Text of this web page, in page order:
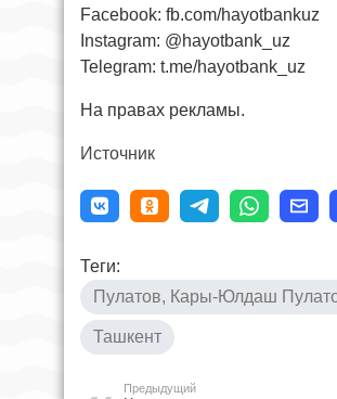
Facebook: fb.com/hayotbankuz
Instagram: @hayotbank_uz
Telegram: t.me/hayotbank_uz
На правах рекламы.
Источник
Теги:
Пулатов, Кары-Юлдаш
Ташкент
Предыдущий